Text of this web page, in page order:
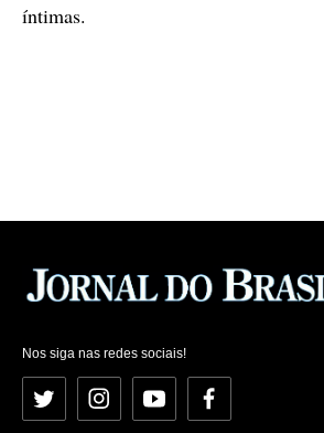
íntimas.
Nos siga nas redes sociais!
Twitter InstagramYouTubeFacebook